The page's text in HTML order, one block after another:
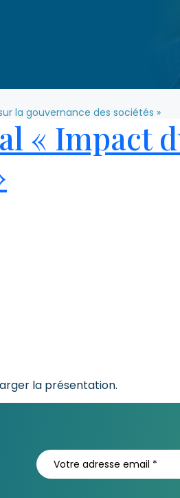
la gouvernance des sociétés »
« Impact
la présentation.